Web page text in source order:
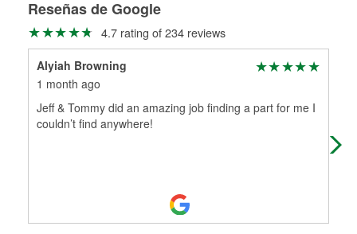
Más información sobre el Programa de Préstamo de
Herramientas de O'Reilly
medirán tus tambores o discos para determinar si pueden
ser rectificados con seguridad. Si tus tambores o discos no
pueden ser reutilizados, podemos ayudarte a encontrar las
partes de reemplazo correctas para tu reparación.
Rectificación de tambores y discos de freno
Reseñas de Google
4.7 rating of 234 reviews
Alyiah Browning
1 month ago
Jeff & Tommy did an amazing job finding a part for me I
couldn’t find anywhere!